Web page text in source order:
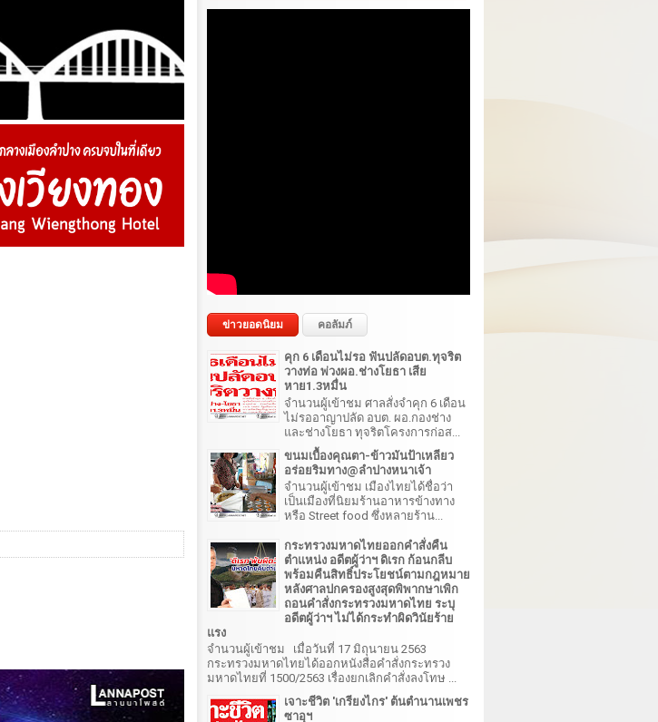
ข่าวยอดนิยม คอลัมภ์
คุก 6 เดือนไม่รอ ฟันปลัดอบต.ทุจริต
วางท่อ พ่วงผอ.ช่างโยธา เสีย
หาย1.3หมื่น
จำนวนผู้เข้าชม ศาลสั่งจำคุก 6 เดือน
ไม่รออาญาปลัด อบต. ผอ.กองช่าง
และช่างโยธา ทุจริตโครงการก่อส...
ขนมเบื้องคุณตา-ข้าวมันป้าเหลียว
อร่อยริมทาง@ลำปางหนาเจ้า
จำนวนผู้เข้าชม เมืองไทยได้ชื่อว่า
เป็นเมืองที่นิยมร้านอาหารข้างทาง
หรือ Street food ซึ่งหลายร้าน...
กระทรวงมหาดไทยออกคำสั่งคืน
ตำแหน่ง อดีตผู้ว่าฯ ดิเรก ก้อนกลีบ
พร้อมคืนสิทธิ์ประโยชน์ตามกฎหมาย
หลังศาลปกครองสูงสุดพิพากษาเพิก
ถอนคำสั่งกระทรวงมหาดไทย ระบุ
อดีตผู้ว่าฯ ไม่ได้กระทำผิดวินัยร้าย
แรง
จำนวนผู้เข้าชม เมื่อวันที่ 17 มิถุนายน 2563
กระทรวงมหาดไทยได้ออกหนังสือคำสั่งกระทรวง
มหาดไทยที่ 1500/2563 เรื่องยกเลิกคำสั่งลงโทษ ...
เจาะชีวิต 'เกรียงไกร' ต้นตำนานเพชร
ซาอุฯ